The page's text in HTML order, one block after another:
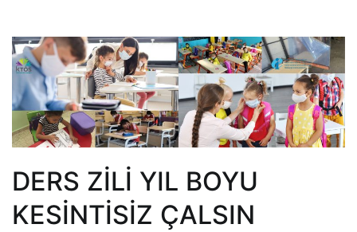
DERS ZİLİ YIL BOYU
KESİNTİSİZ ÇALSIN